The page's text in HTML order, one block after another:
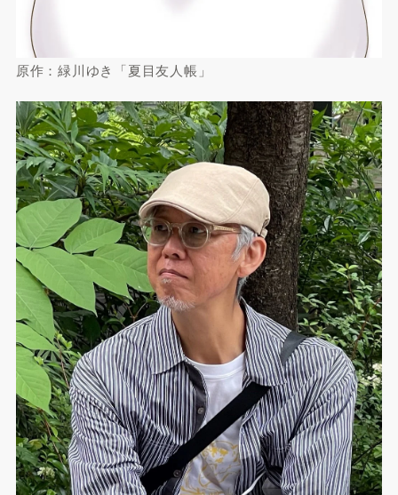
原作：緑川ゆき「夏目友人帳」